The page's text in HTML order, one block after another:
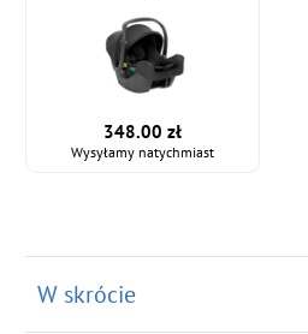
348.00 zł
Wysyłamy natychmiast
W skrócie